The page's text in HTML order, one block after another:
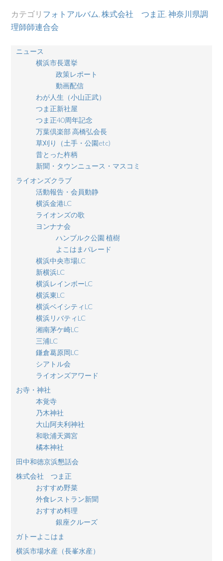
カテゴリ フォトアルバム ,株式会社 つま正 ,神奈川県調
理師師連合会
ニュース
横浜市長選挙
政策レポート
動画配信
わが人生（小山正武）
つま正新社屋
つま正40周年記念
万葉倶楽部 高橋弘会長
草刈り（土手・公園etc)
昔とった杵柄
新聞・タウンニュース・マスコミ
ライオンズクラブ
活動報告・会員動静
横浜金港LC
ライオンズの歌
ヨンナナ会
ハンブルク公園 植樹
よこはまパレード
横浜中央市場LC
新横浜LC
横浜レインボーLC
横浜東LC
横浜ベイシティLC
横浜リバティLC
湘南茅ケ崎LC
三浦LC
鎌倉葛原岡LC
シアトル会
ライオンズアワード
お寺・神社
本覚寺
乃木神社
大山阿夫利神社
和歌浦天満宮
橘本神社
田中和徳京浜懇話会
株式会社 つま正
おすすめ野菜
外食レストラン新聞
おすすめ料理
銀座クルーズ
ガトーよこはま
横浜市場水産（長峯水産）